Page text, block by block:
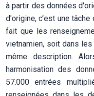
à partir des données
d'origine, c’est une
fait que les
vietnamien, soit dans
même description.
harmonisation des
57.000 entrées